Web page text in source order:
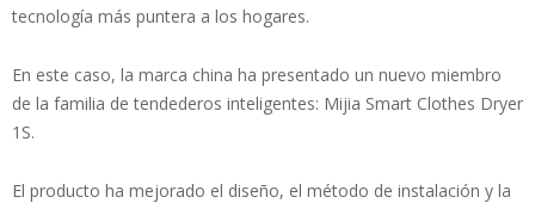
tecnología más puntera a los hogares.
En este caso, la marca china ha presentado un nuevo miembro
de la familia de tendederos inteligentes: Mijia Smart Clothes Dryer
1S.
El producto ha mejorado el diseño, el método de instalación y la